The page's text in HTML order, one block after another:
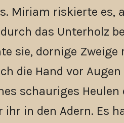
Miriam riskierte es,
das Unterholz
sie, dornige Zweige
die Hand vor Augen
schauriges Heulen
in den Adern. Es